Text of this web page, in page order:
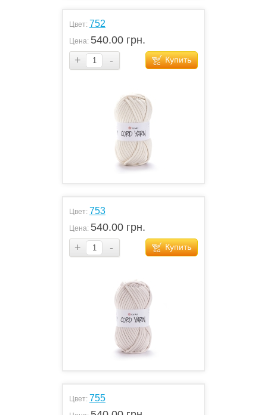
Цвет: 752
Цена: 540.00 грн.
+
- Купить
Цвет: 753
Цена: 540.00 грн.
+
- Купить
Цвет: 755